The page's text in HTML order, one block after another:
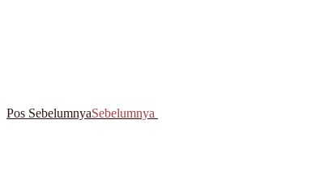
Pos SebelumnyaSebelumnya